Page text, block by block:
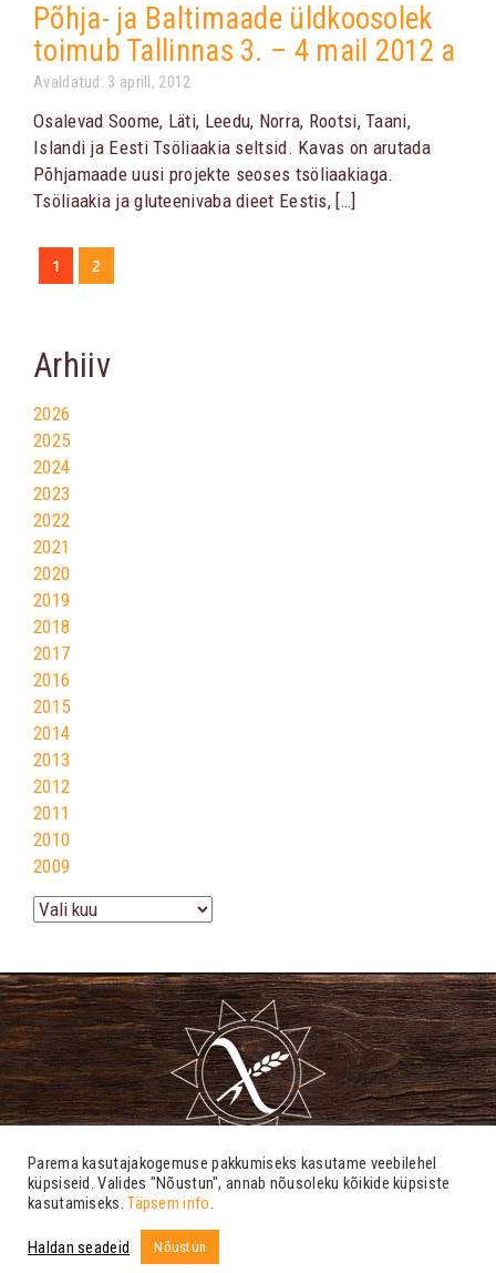
Põhja- ja Baltimaade üldkoosolek
toimub Tallinnas 3. – 4 mail 2012 a
Avaldatud: 3 aprill, 2012
Osalevad Soome, Läti, Leedu, Norra, Rootsi, Taani,
Islandi ja Eesti Tsöliaakia seltsid. Kavas on arutada
Põhjamaade uusi projekte seoses tsöliaakiaga.
Tsöliaakia ja gluteenivaba dieet Eestis, […]
1 2
Arhiiv
2026
2025
2024
2023
2022
2021
2020
2019
2018
2017
2016
2015
2014
2013
2012
2011
2010
2009
Arhiiv
info@tsoliaakia.ee
Parema kasutajakogemuse pakkumiseks kasutame veebilehel
küpsiseid. Valides "Nõustun", annab nõusoleku kõikide küpsiste
kasutamiseks.Täpsem info.
Haldan seadeid Nõustun